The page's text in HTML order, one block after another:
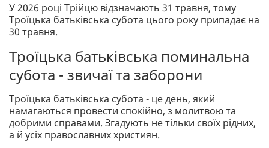
У 2026 році Трійцю відзначають 31 травня, тому
Троїцька батьківська субота цього року припадає на
30 травня.
Троїцька батьківська поминальна
субота - звичаї та заборони
Троїцька батьківська субота - це день, який
намагаються провести спокійно, з молитвою та
добрими справами. Згадують не тільки своїх рідних,
а й усіх православних християн.